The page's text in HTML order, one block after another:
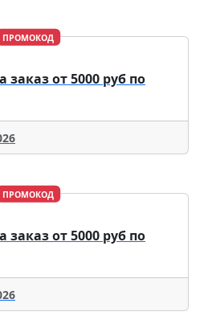
ПРОМОКОД
заказ от 5000 руб по
ПРОМОКОД
заказ от 5000 руб по